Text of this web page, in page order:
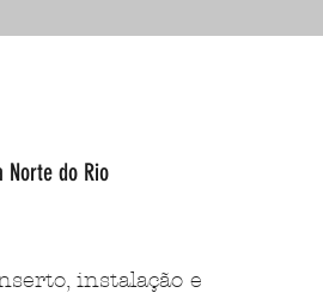
Norte do Rio
instalação e